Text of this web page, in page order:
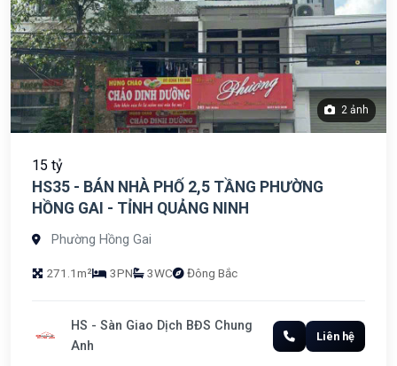
2 ảnh
15 tỷ
HS35 - BÁN NHÀ PHỐ 2,5 TẦNG PHƯỜNG
HỒNG GAI - TỈNH QUẢNG NINH
Phường Hồng Gai
271.1m² 3PN 3WC Đông Bắc
HS - Sàn Giao Dịch BĐS Chung
Anh
Liên hệ